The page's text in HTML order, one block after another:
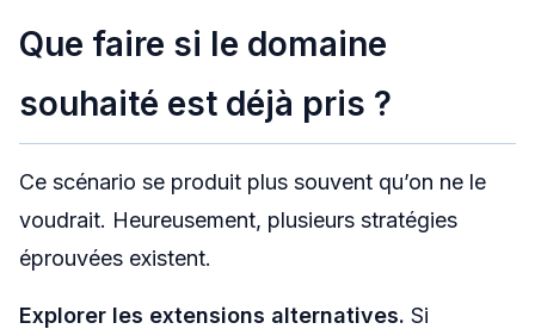
Que faire si le domaine
souhaité est déjà pris ?
Ce scénario se produit plus souvent qu’on ne le
voudrait. Heureusement, plusieurs stratégies
éprouvées existent.
Explorer les extensions alternatives. Si